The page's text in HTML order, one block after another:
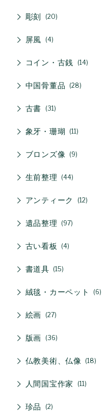
彫刻 20
屏風 4
コイン・古銭 14
中国骨董品 28
古書 31
象牙・珊瑚 11
ブロンズ像 9
生前整理 44
アンティーク 12
遺品整理 97
古い看板 4
書道具 15
絨毯・カーペット 6
絵画 27
版画 36
仏教美術、仏像 18
人間国宝作家 11
珍品 2